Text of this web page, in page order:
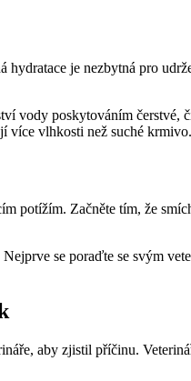
je nezbytná pro
poskytováním
více vlhkosti než suché krmivo.
potížím. Začněte tím, že
se poraďte se svým
aby zjistil příčinu.